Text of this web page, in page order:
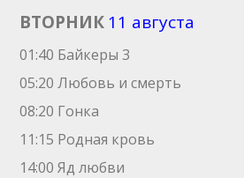
ВТОРНИК11 августа
01:40 Байкеры 3
05:20 Любовь и смерть
08:20 Гонка
11:15 Родная кровь
14:00 Яд любви